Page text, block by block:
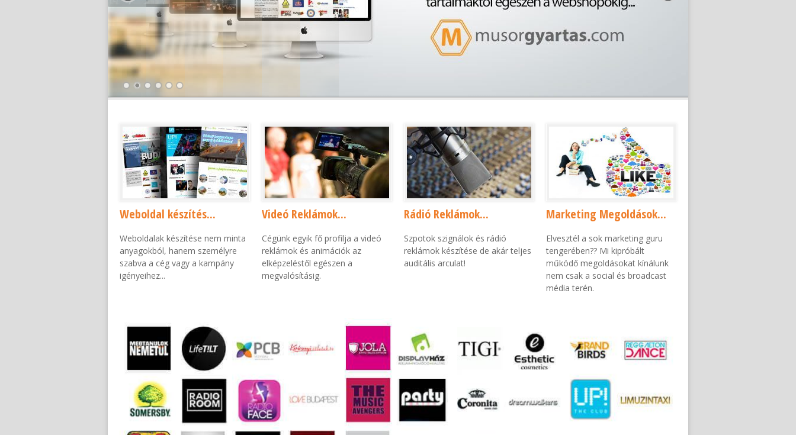
Weboldal készítés...
Weboldalak készítése nem minta
anyagokból, hanem személyre
szabva a cég vagy a kampány
igényeihez...
Videó Reklámok...
Cégünk egyik fő profilja a videó
reklámok és animációk az
elképzeléstől egészen a
megvalósításig.
Rádió Reklámok...
Szpotok szignálok és rádió
reklámok készítése de akár teljes
auditális arculat!
Marketing Megoldások...
Elvesztél a sok marketing guru
tengerében?? Mi kipróbált
működő megoldásokat kínálunk
nem csak a social és broadcast
média terén.